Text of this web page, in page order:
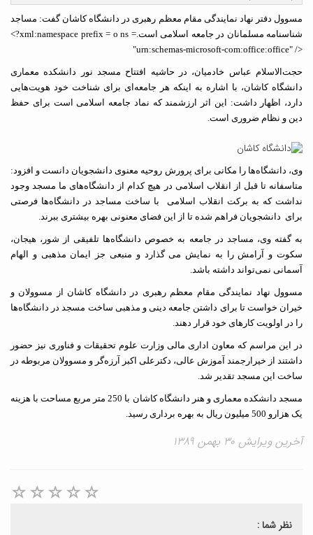
دفتر نهاد نمایندگی مقام معظم رهبری در دانشگاه کاشان گفت: مساجد
مسلمانان درجامعه اسلامی است.<?xml:namespace prefix = o ns =
"urn:schemas-microsoft-
عباس خادمیان، در حاشیه افتتاح مسجد نور دانشکده معماری
کاشان، با اشاره به اینکه هر جامعه‌ای برای شناخت خود هویت‌هایی
اظهار داشت: این اثر ارزشمند که نماد جامعه اسلامی است برای حفظ
و نظام ضروری است.
دانشگاه‌ها را مکانی برای پرورش روحیه معنوی دانشجویان دانست و افزود:
تا قبل از انقلاب اسلامی در هیچ کدام از دانشگاه‌های ما مسجد وجود
که به برکت انقلاب اسلامی با ساخت مساجد در دانشگاه‌ها فرصتی
دانشجویان فراهم شده تا از این فضای معنونی بهره بیشتری ببرند.
گفته وی، مساجد در جامعه به خصوص دانشگاه‌ها تلفیقی از شور، هیجان،
و آرامش را به نمایش می گذارد و منبعی جز ایمان مذهبی و الهام
نمی‌تواند داشته باشد.
نهاد نمایندگی مقام معظم رهبری در دانشگاه کاشان از مسوولان و
خواست تا برای داشتن جامعه دینی و مذهبی ساخت مسجد در دانشگاه‌ها
اولویت کارهای خود قرار دهند.
این مراسم که معاون اداری مالی وزارت علوم تحقیقات و فناوری نیز حضور
از خیرارجمند آموزش عالی، دکترعلی اکبر آرزه‌گر و مسوولان مربوطه در
این مسجد تقدیر شد.
مسجد دانشکده معماری و هنر دانشگاه کاشان با 250 متر مربع مساحت با هزینه
ریال به بهره برداری رسید.
ویرایش ۳۰ بهمن ۱۳۸۹
نظر شما :